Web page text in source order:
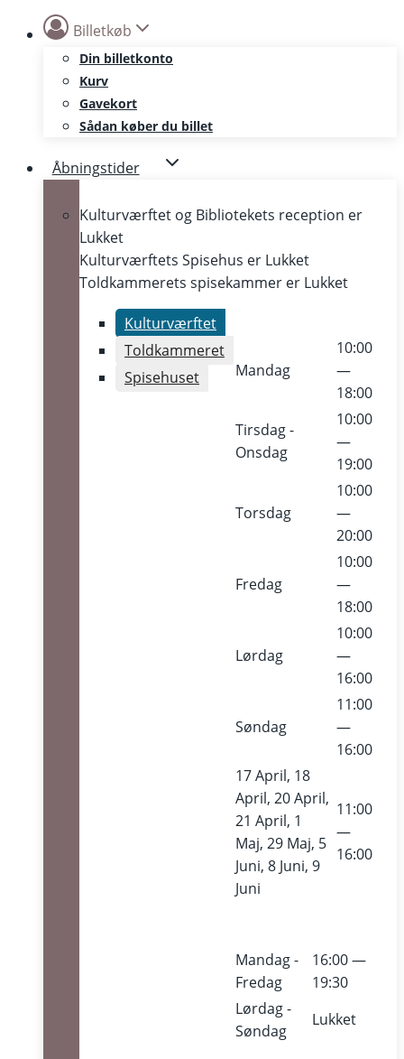
Billetkøb
Din billetkonto
Kurv
Gavekort
Sådan køber du billet
Åbningstider
Kulturværftet og Bibliotekets reception er
Lukket
Kulturværftets Spisehus er Lukket
Toldkammerets spisekammer er Lukket
Kulturværftet
Toldkammeret
Spisehuset
Mandag
10:00
—
18:00
Tirsdag -
Onsdag
10:00
—
19:00
Torsdag
10:00
—
20:00
Fredag
10:00
—
18:00
Lørdag
10:00
—
16:00
Søndag
11:00
—
16:00
17 April, 18
April, 20 April,
21 April, 1
Maj, 29 Maj, 5
Juni, 8 Juni, 9
Juni
11:00
—
16:00
Mandag -
Fredag
16:00 —
19:30
Lørdag -
Søndag
Lukket